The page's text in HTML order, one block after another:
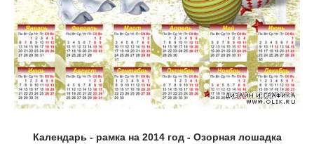
Календарь - рамка на 2014 год - Озорная лошадка